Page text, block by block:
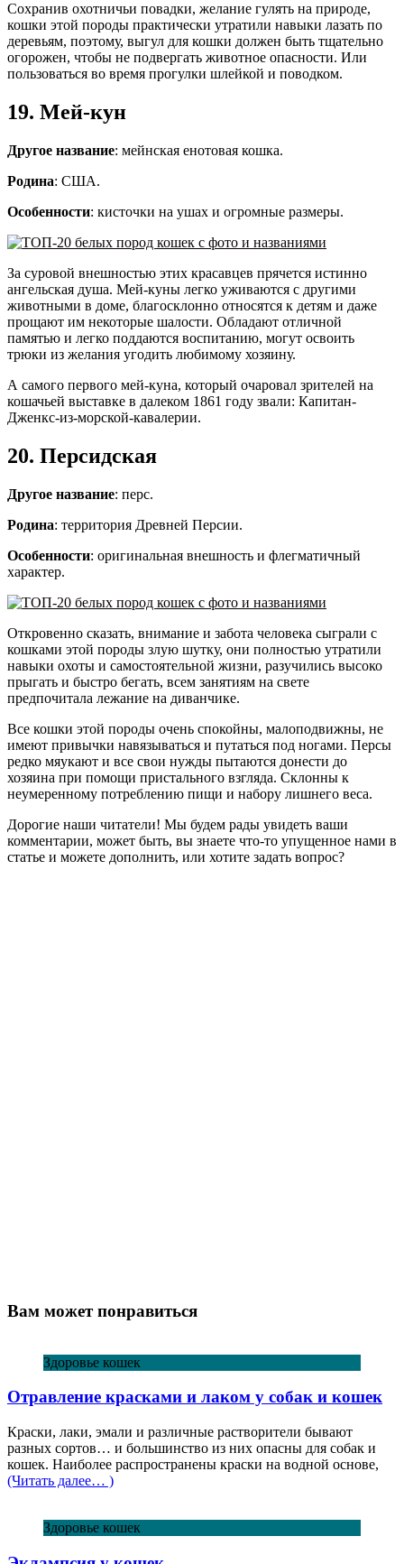
Сохранив охотничьи повадки, желание гулять на природе,
кошки этой породы практически утратили навыки лазать по
деревьям, поэтому, выгул для кошки должен быть тщательно
огорожен, чтобы не подвергать животное опасности. Или
пользоваться во время прогулки шлейкой и поводком.
19. Мей-кун
Другое название: мейнская енотовая кошка.
Родина: США.
Особенности: кисточки на ушах и огромные размеры.
За суровой внешностью этих красавцев прячется истинно
ангельская душа. Мей-куны легко уживаются с другими
животными в доме, благосклонно относятся к детям и даже
прощают им некоторые шалости. Обладают отличной
памятью и легко поддаются воспитанию, могут освоить
трюки из желания угодить любимому хозяину.
А самого первого мей-куна, который очаровал зрителей на
кошачьей выставке в далеком 1861 году звали: Капитан-
Дженкс-из-морской-кавалерии.
20. Персидская
Другое название: перс.
Родина: территория Древней Персии.
Особенности: оригинальная внешность и флегматичный
характер.
Откровенно сказать, внимание и забота человека сыграли с
кошками этой породы злую шутку, они полностью утратили
навыки охоты и самостоятельной жизни, разучились высоко
прыгать и быстро бегать, всем занятиям на свете
предпочитала лежание на диванчике.
Все кошки этой породы очень спокойны, малоподвижны, не
имеют привычки навязываться и путаться под ногами. Персы
редко мяукают и все свои нужды пытаются донести до
хозяина при помощи пристального взгляда. Склонны к
неумеренному потреблению пищи и набору лишнего веса.
Дорогие наши читатели! Мы будем рады увидеть ваши
комментарии, может быть, вы знаете что-то упущенное нами в
статье и можете дополнить, или хотите задать вопрос?
Вам может понравиться
Здоровье кошек
Отравление красками и лаком у собак и кошек
Краски, лаки, эмали и различные растворители бывают
разных сортов… и большинство из них опасны для собак и
кошек. Наиболее распространены краски на водной основе,
(Читать далее… )
Здоровье кошек